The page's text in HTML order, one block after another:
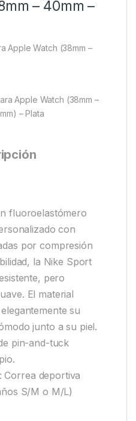
– 40mm –
Apple Watch (38mm –
Apple Watch (38mm –
– Plata
fluoroelastómero
con
por compresión
la Nike Sport
pero
El material
su
junto a su piel.
pin-and-tuck
Correa deportiva
S/M o M/L)